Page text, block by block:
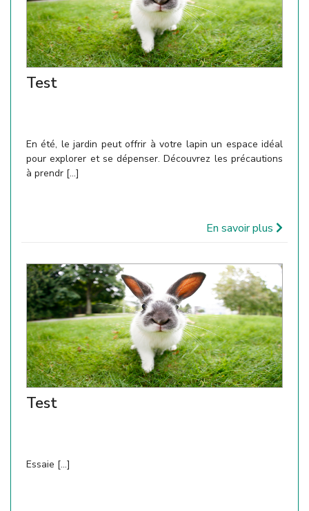
Test
En été, le jardin peut offrir à votre lapin un espace idéal
pour explorer et se dépenser. Découvrez les précautions
à prendr [...]
En savoir plus
Test
Essaie [...]